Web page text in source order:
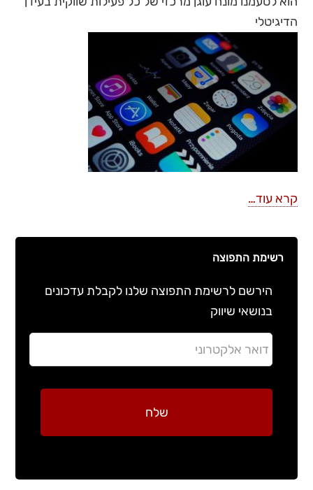
הדיגיטלי
קרא עוד…
רשימת התפוצה
הירשם לרשימת התפוצה שלנו לקבלת עדכונים
בנושאי שיווק